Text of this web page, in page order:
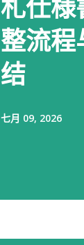
札仕
整流
结
七月 09, 2026